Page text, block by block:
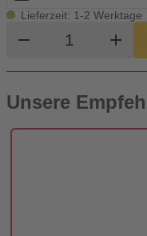
Lieferzeit: 1-2 Werktage
remove Produktadd
Unsere